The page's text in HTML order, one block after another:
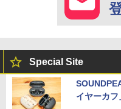
Special Site
イヤーカ